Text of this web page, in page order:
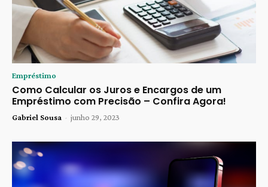
Empréstimo
Como Calcular os Juros e Encargos de um
Empréstimo com Precisão – Confira Agora!
Gabriel Sousa - junho 29, 2023